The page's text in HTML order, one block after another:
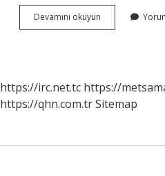
Devamını okuyun
Araştırmanın
https://irc.net.tc https://
https://qhn.com.trSitemap